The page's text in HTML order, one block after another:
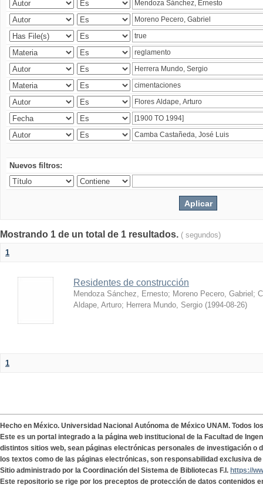
Nuevos filtros:
Mostrando 1 de un total de 1 resultados. ( segundos)
1
Residentes de construcción
Mendoza Sánchez, Ernesto; Moreno Pecero, Gabriel ;
Aldape, Arturo; Herrera Mundo, Sergio (1994-08-26)
1
Hecho en México. Universidad Nacional Autónoma de México UNAM. Todos
Este es un portal integrado a la página web institucional de la Facultad de
distintos sitios web, sean páginas electrónicas personales de investigación o
los textos como de las páginas electrónicas, son responsabilidad exclusiva
Sitio administrado por la Coordinación del Sistema de Bibliotecas F.I. https://
Este repositorio se rige por los preceptos de protección de datos contenidos